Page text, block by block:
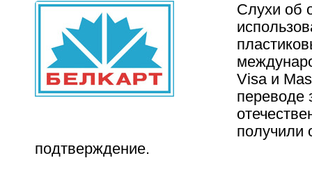
Слухи об
Visa и
переводе
получили
подтверждение.